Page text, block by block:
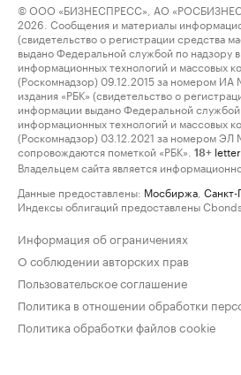
© ООО «БИЗНЕСПРЕСС», АО
2026. Сообщения и материалы
(свидетельство о регистрации средства
выдано Федеральной службой по надзору
информационных технологий и массовых
(Роскомнадзор) 09.12.2015 за номером
издания «РБК» (свидетельство о
информации выдано Федеральной службой
информационных технологий и массовых
(Роскомнадзор) 03.12.2021 за номером
сопровождаются пометкой «РБК».
18+
Владельцем сайта является
Данные предоставлены: Мосбиржа
Индексы облигаций предоставлены
Информация об ограничениях
О соблюдении авторских прав
Пользовательское соглашение
Политика в отношении обработки
Политика обработки файлов cookie